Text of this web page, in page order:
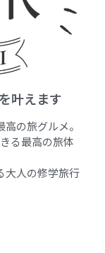
叶えます
の旅グルメ。
る最高の旅体
大人の修学旅行